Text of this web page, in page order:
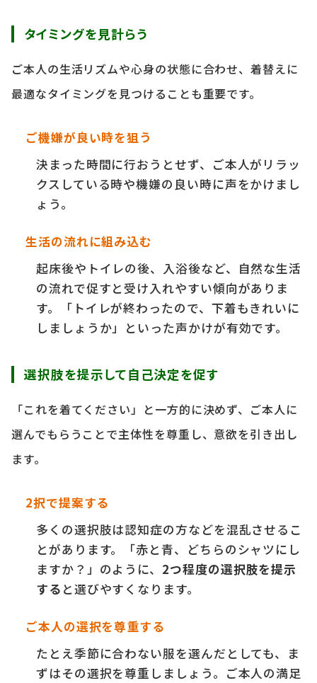
タイミングを見計らう
ご本人の生活リズムや心身の状態に合わせ、着替えに
最適なタイミングを見つけることも重要です。
ご機嫌が良い時を狙う
決まった時間に行おうとせず、ご本人がリラッ
クスしている時や機嫌の良い時に声をかけまし
ょう。
生活の流れに組み込む
起床後やトイレの後、入浴後など、自然な生活
の流れで促すと受け入れやすい傾向がありま
す。「トイレが終わったので、下着もきれいに
しましょうか」といった声かけが有効です。
選択肢を提示して自己決定を促す
「これを着てください」と一方的に決めず、ご本人に
選んでもらうことで主体性を尊重し、意欲を引き出し
ます。
2択で提案する
多くの選択肢は認知症の方などを混乱させるこ
とがあります。「赤と青、どちらのシャツにし
ますか？」のように、 2つ程度の選択肢を提示
する と選びやすくなります。
ご本人の選択を尊重する
たとえ季節に合わない服を選んだとしても、ま
ずはその選択を尊重しましょう。ご本人の満足